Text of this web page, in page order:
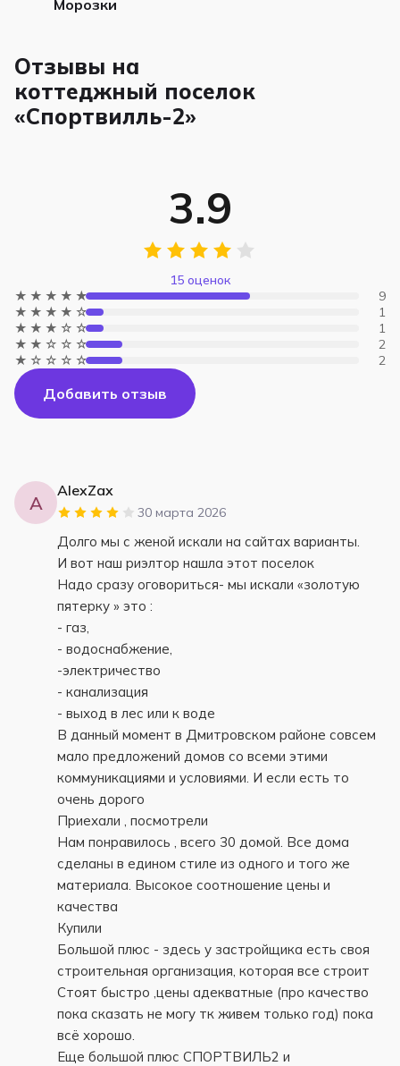
Морозки
Отзывы на
коттеджный поселок
«Спортвилль-2»
3.9
15 оценок
★★★★★
9
★★★★☆
1
★★★☆☆
1
★★☆☆☆
2
★☆☆☆☆
2
Добавить отзыв
A
AlexZax
30 марта 2026
Долго мы с женой искали на сайтах варианты.
И вот наш риэлтор нашла этот поселок
Надо сразу оговориться- мы искали «золотую
пятерку » это :
- газ,
- водоснабжение,
-электричество
- канализация
- выход в лес или к воде
В данный момент в Дмитровском районе совсем
мало предложений домов со всеми этими
коммуникациями и условиями. И если есть то
очень дорого
Приехали , посмотрели
Нам понравилось , всего 30 домой. Все дома
сделаны в едином стиле из одного и того же
материала. Высокое соотношение цены и
качества
Купили
Большой плюс - здесь у застройщика есть своя
строительная организация, которая все строит
Стоят быстро ,цены адекватные (про качество
пока сказать не могу тк живем только год) пока
всё хорошо.
Еще большой плюс СПОРТВИЛЬ2 и